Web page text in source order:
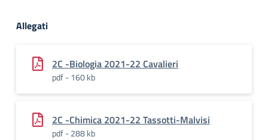
Allegati
2C -Biologia 2021-22 Cavalieri
pdf - 160 kb
2C -Chimica 2021-22 Tassotti-Malvisi
pdf - 288 kb